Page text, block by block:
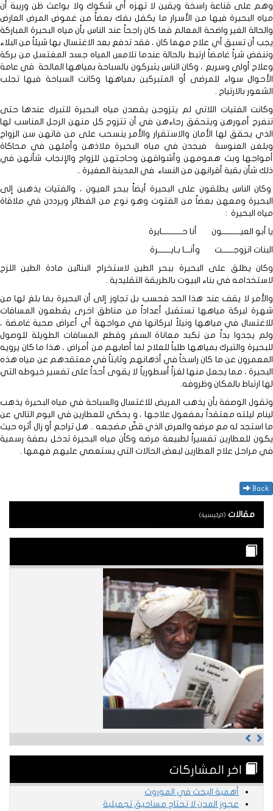
وهم على قناعة راسخة ويقين لا تهزه أي شكوك ولا بواعث ظن وريبة أن
مياه البحيرة فيها من الأسرار ما يكفل بفك بعضاً من غموض المرض العارض
والحالة الغير واضحة المعالم فما كان راجحاً عند الناس بأن مياه البحيرة المباركة
يجب أن تسبق أي علاج مهما كان ، فقد تدفع بعد الاغتسال بها شيئاً من البلاء
وتنفض شراً غامضاً ارتبط بالحالة عندما تلامس المياه جسد المغتسل من بركة
وعلاج أولي وسريع ، وكان الناس يتبركون بالسباحة بمياهها المالحة في عامة
الأحوال سواء للمرضى أو المتبركين بمياهها وكانت السباحة فيها تجلب
الشعور بالارتياح .
وكانت الفتيات اللاتي لم يتزوجن يقصدن مياه البحيرة للتبرك عندها حتى
تنفرج أمورهن ويتحقق رجاءهن في أن تتزوج كل منهن الرجل المناسب لها
الذي يحقق لها الأمان والاستقرار والأمر ينسحب على من فاتهن سن الزواج
وبلغن العنوسة فيجدن في مياه البحيرة ملاذهن وأملهن في محاكاة
أمواجها وبث همومهن وأشواقهن وحاجتهن للزواج والإنجاب شأنهن في
ذلك شأن بقية أقرانهن من النساء في المدينة الصغيرة ..
وكان الناس يطلقون على البحيرة أيضاً ببحر العيون ، والفتيات يذهبن إلى
البحيرة ومعهن بعضاً من الفتوت وهو نوع من الفطائر ويرددن في ملاقاة
مياه البحيرة :
يا أبو العيــــــــــون أنا حـــــــــــايرة
البنات اتزوجــــــت وأنـــا بـايـــــــرة
وكان يطلق على البحيرة ببحر الطين لاستخراج البنائين مادة الطين اللزج
لاستخدامه في بناء البيوت بالطريقة التقليدية .
والأمر لا يقف عند هذا الحد فحسب بل تجاوز إلى أن البحيرة بما بلغ لها من
شهرة لبركة مياهها تستقبل أعداداً من مناطق اخرى يقطعون المسافات
للاغتسال في مياهها ونيلاً لبركاتها في مواجهة أي أعراض صحية غامضة ،
ولم يجدوا بداً من تكبد معاناة السفر وقطع المسافات الطويلة للوصول
للبحيرة والتبرك بمياهها طلباً للعلاج لما أصابهم من أمراض ، هذا ما كان يرويه
المعمرون عن ما كان راسخاً في أذهانهم وثابتاً في معتقدهم عن مياه هذه
البحيرة ، مما يجعل منها لغزاً أسطورياً لا يقوى أحداً على تفسير خيوطه التي
لها ارتباط بالمكان وظروفه.
وتقول الوصفة بأن يذهب المريض للاغتسال والسباحة في مياه البحيرة يذهب
لينام ليلته معتقداً بمفعول علاجها ، و يحكي للعطارين في اليوم التالي عن
ما استجد له مع مرضه والعرض الذي قضّ مضجعه .. هل تراجع أو زال أثره حيث
يكون للعطارين تفسيراً لطبيعة مرضه وكأن مياه البحيرة تدخل بصفة رسمية
في مراحل علاج العطارين لبعض الحالات التي يستعصي عليهم فهمها .
Back
مقالات (الرئيسية)
Next
اخر المشاركات
أهمية البحث في الموروث
عجوز المدن لا تحتاج مساحيق تجميلية